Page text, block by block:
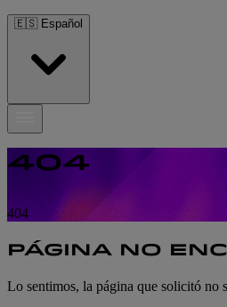
🇪🇸 Español
404
404
PÁGINA NO
Lo sentimos, la página que solicitó no